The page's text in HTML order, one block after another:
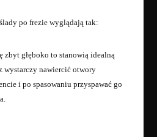
po frezie wyglądają tak:
głęboko to stanowią idealną
wystarczy nawiercić otwory
i po spasowaniu przyspawać go